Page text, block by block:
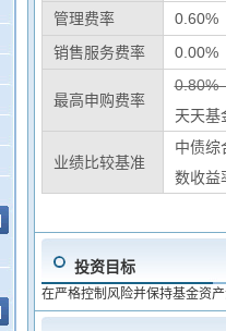
管理费率
0.60%
销售服务费率
0.00%
最高申购费率
0.80%
天天基
业绩比较基准
中债综
数收益
投资目标
在严格控制风险并保持基金资